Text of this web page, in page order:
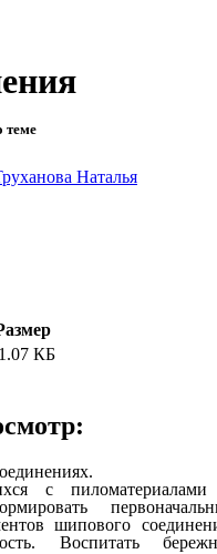
теме
Наталья
КБ
с
шипового
Воспитать